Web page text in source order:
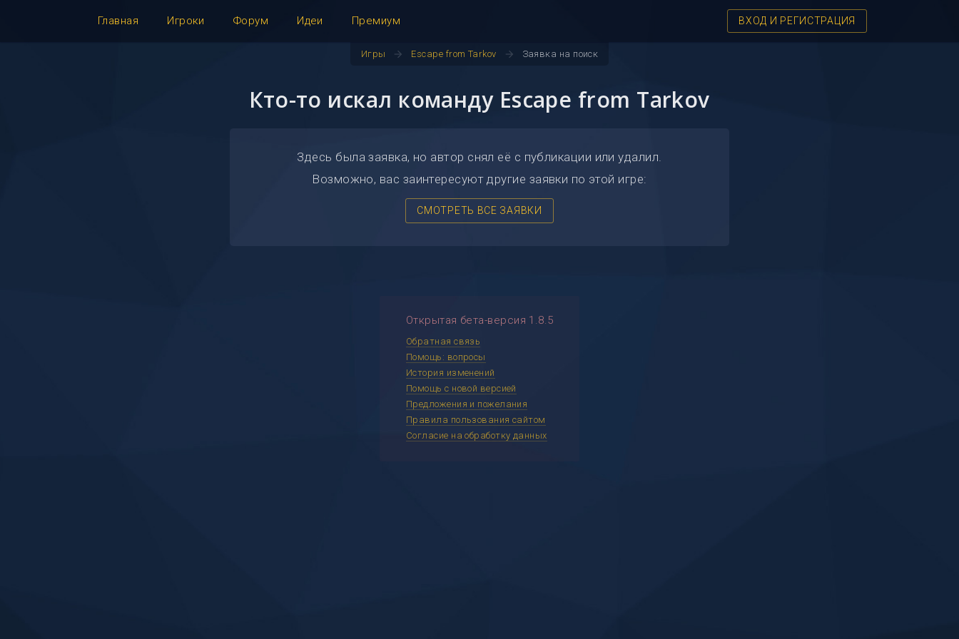
Главная Игроки Форум Идеи Премиум ВХОД И РЕГИСТРАЦИЯ
Игры arrow_forward Escape from Tarkov arrow_forward Заявка на поиск
Кто-то искал команду Escape from Tarkov
Здесь была заявка, но автор снял её с публикации или удалил.
Возможно, вас заинтересуют другие заявки по этой игре:
СМОТРЕТЬ ВСЕ ЗАЯВКИ
Открытая бета-версия 1.8.5
Обратная связь
Помощь: вопросы
История изменений
Помощь с новой версией
Предложения и пожелания
Правила пользования сайтом
Согласие на обработку данных